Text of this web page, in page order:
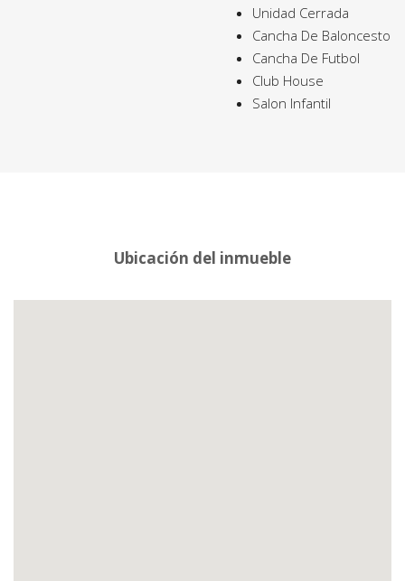
Unidad Cerrada
Cancha De Baloncesto
Cancha De Futbol
Club House
Salon Infantil
Ubicación del inmueble